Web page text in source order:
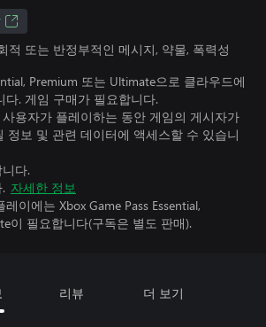
적 또는 반정부적인 메시지, 약물, 폭력성
Premium 또는 Ultimate으로 클라우드에
다. 게임 구매가 필요합니다.
용자가 플레이하는 동안 게임의 게시자가
정보 및 관련 데이터에 액세스할 수 있습니
다.
자세한 정보
이에는 Xbox Game Pass Essential,
이 필요합니다(구독은 별도 판매).
리뷰 더 보기